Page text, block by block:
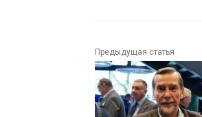
Предыдущая статья